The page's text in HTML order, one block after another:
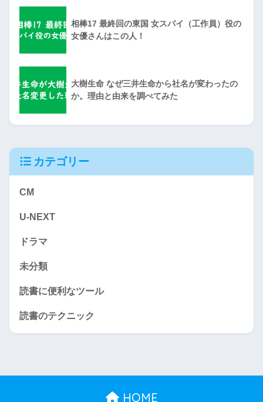
相棒17 最終回の東国 女スパイ（工作員）役の
女優さんはこの人！
大樹生命 なぜ三井生命から社名が変わったの
か。理由と由来を調べてみた
カテゴリー
CM
U-NEXT
ドラマ
未分類
読書に便利なツール
読書のテクニック
HOME